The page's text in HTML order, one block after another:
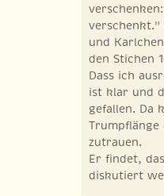
verschenkt."
und
den Stichen
Dass ich
ist klar und
gefallen. Da
Trumpflänge
zutrauen.
Er findet,
diskutiert